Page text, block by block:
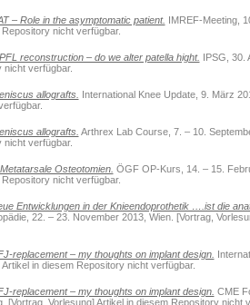
– Role in the asymptomatic patient. IMREF-Meeting,
nicht verfügbar.
reconstruction – do we alter patella hight. IPSG, 30.
nicht verfügbar.
allografts.
International Knee Update, 9. März
allografts. Arthrex Lab Course, 7. – 10.
nicht verfügbar.
Metatarsale Osteotomien. ÖGF OP-Kurs, 14. – 15.
nicht verfügbar.
Entwicklungen in der Knieendoprothetik ….ist die
22. – 23. November 2013, Wien. [Vortrag,
replacement – my thoughts on implant design.
in diesem Repository nicht verfügbar.
replacement – my thoughts on implant design. CME
[Vortrag, Vorlesung] Artikel in diesem Repository nicht